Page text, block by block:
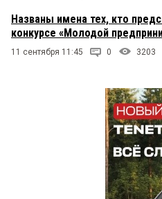
Названы имена тех, кто
конкурсе «Молодой
11 сентября 11:45 0 3203